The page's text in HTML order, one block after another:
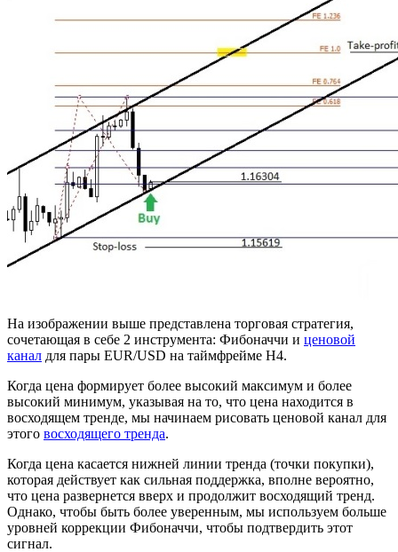
На изображении выше представлена торговая стратегия,
сочетающая в себе 2 инструмента: Фибоначчи и ценовой
канал для пары EUR/USD на таймфрейме H4.
Когда цена формирует более высокий максимум и более
высокий минимум, указывая на то, что цена находится в
восходящем тренде, мы начинаем рисовать ценовой канал для
этого восходящего тренда.
Когда цена касается нижней линии тренда (точки покупки),
которая действует как сильная поддержка, вполне вероятно,
что цена развернется вверх и продолжит восходящий тренд.
Однако, чтобы быть более уверенным, мы используем больше
уровней коррекции Фибоначчи, чтобы подтвердить этот
сигнал.